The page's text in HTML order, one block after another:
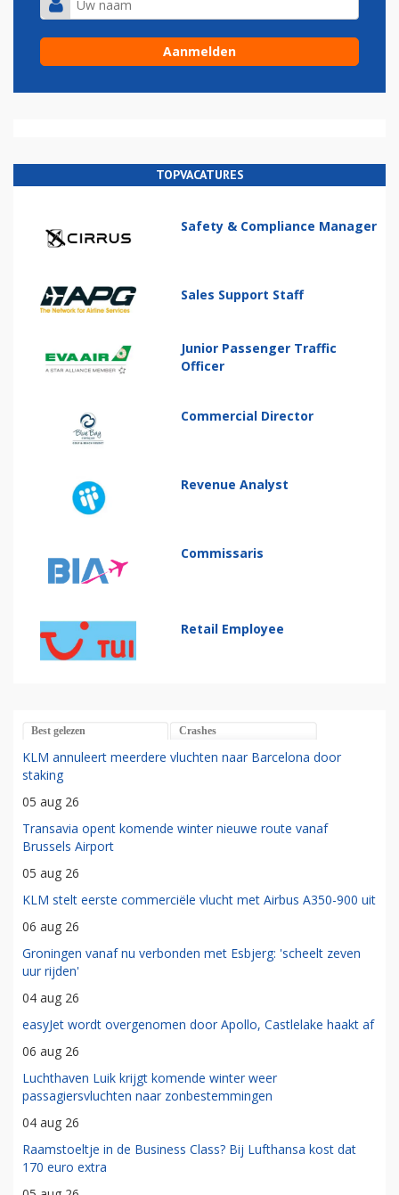
TOPVACATURES
Safety & Compliance Manager
Sales Support Staff
Junior Passenger Traffic
Officer
Commercial Director
Revenue Analyst
Commissaris
Retail Employee
Best gelezen Crashes
KLM annuleert meerdere vluchten naar Barcelona door
staking
05 aug 26
Transavia opent komende winter nieuwe route vanaf
Brussels Airport
05 aug 26
KLM stelt eerste commerciële vlucht met Airbus A350-900 uit
06 aug 26
Groningen vanaf nu verbonden met Esbjerg: 'scheelt zeven
uur rijden'
04 aug 26
easyJet wordt overgenomen door Apollo, Castlelake haakt af
06 aug 26
Luchthaven Luik krijgt komende winter weer
passagiersvluchten naar zonbestemmingen
04 aug 26
Raamstoeltje in de Business Class? Bij Lufthansa kost dat
170 euro extra